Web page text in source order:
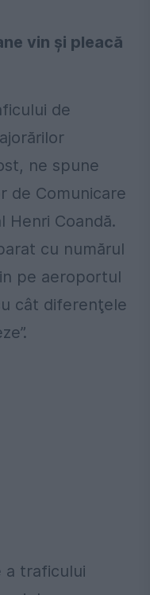
vin şi pleacă
de
ne spune
de Comunicare
Henri Coandă.
cu numărul
pe aeroportul
cât diferenţele
a traficului